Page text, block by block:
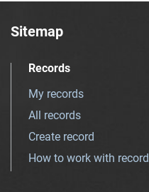
Sitemap
Records
My records
All records
Create record
How to work with record